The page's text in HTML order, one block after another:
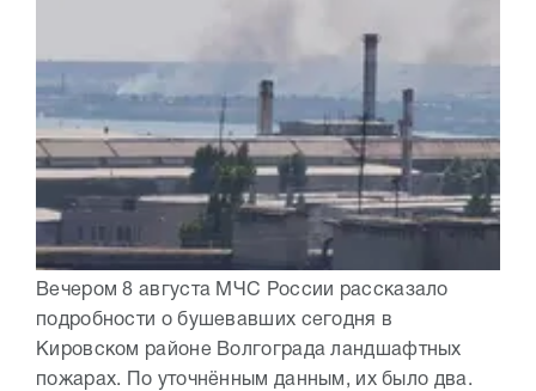
Вечером 8 августа МЧС России рассказало
подробности о бушевавших сегодня в
Кировском районе Волгограда ландшафтных
пожарах. По уточнённым данным, их было два.